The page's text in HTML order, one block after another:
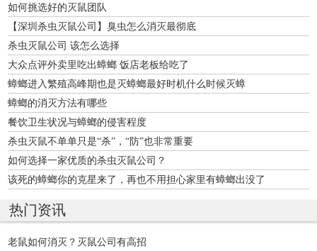
如何挑选好的灭鼠团队
【深圳杀虫灭鼠公司】臭虫怎么消灭最彻底
杀虫灭鼠公司 该怎么选择
大众点评外卖里吃出蟑螂 饭店老板给吃了
蟑螂进入繁殖高峰期也是灭蟑螂最好时机什么时候灭蟑
蟑螂的消灭方法有哪些
餐饮卫生状况与蟑螂的侵害程度
杀虫灭鼠不单单只是“杀”，“防”也非常重要
如何选择一家优质的杀虫灭鼠公司？
该死的蟑螂你的克星来了，再也不用担心家里有蟑螂出没了
热门资讯
老鼠如何消灭？灭鼠公司有高招